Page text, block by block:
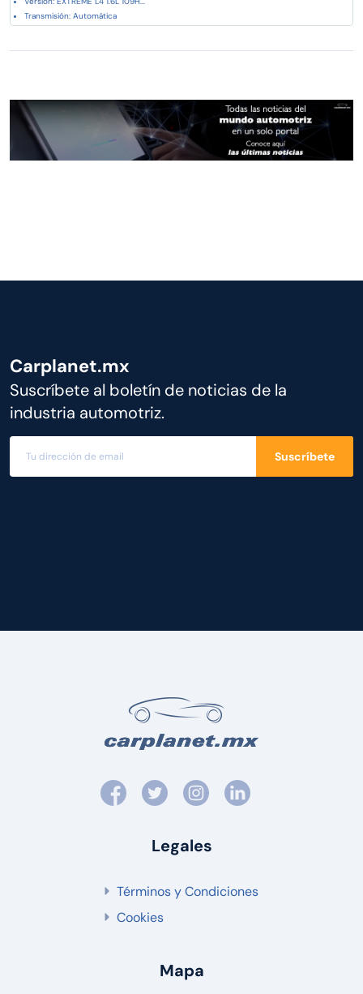
Transmisión: Automática
Carplanet.mx
Suscríbete al boletín de noticias de la
industria automotriz.
Suscríbete
Legales
Términos y Condiciones
Cookies
Mapa